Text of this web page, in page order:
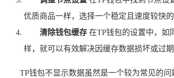
优质商品一样，选择一个稳定且速度较快
清除钱包缓存 在TP钱包的设置中，如
样，就可以有效解决因缓存数据损坏或过
TP钱包不显示数据虽然是一个较为常见的